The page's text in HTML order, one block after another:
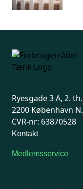
Ryesgade 3 A, 2. th.
2200 København N.
CVR-nr: 63870528
Kontakt
Medlemsservice